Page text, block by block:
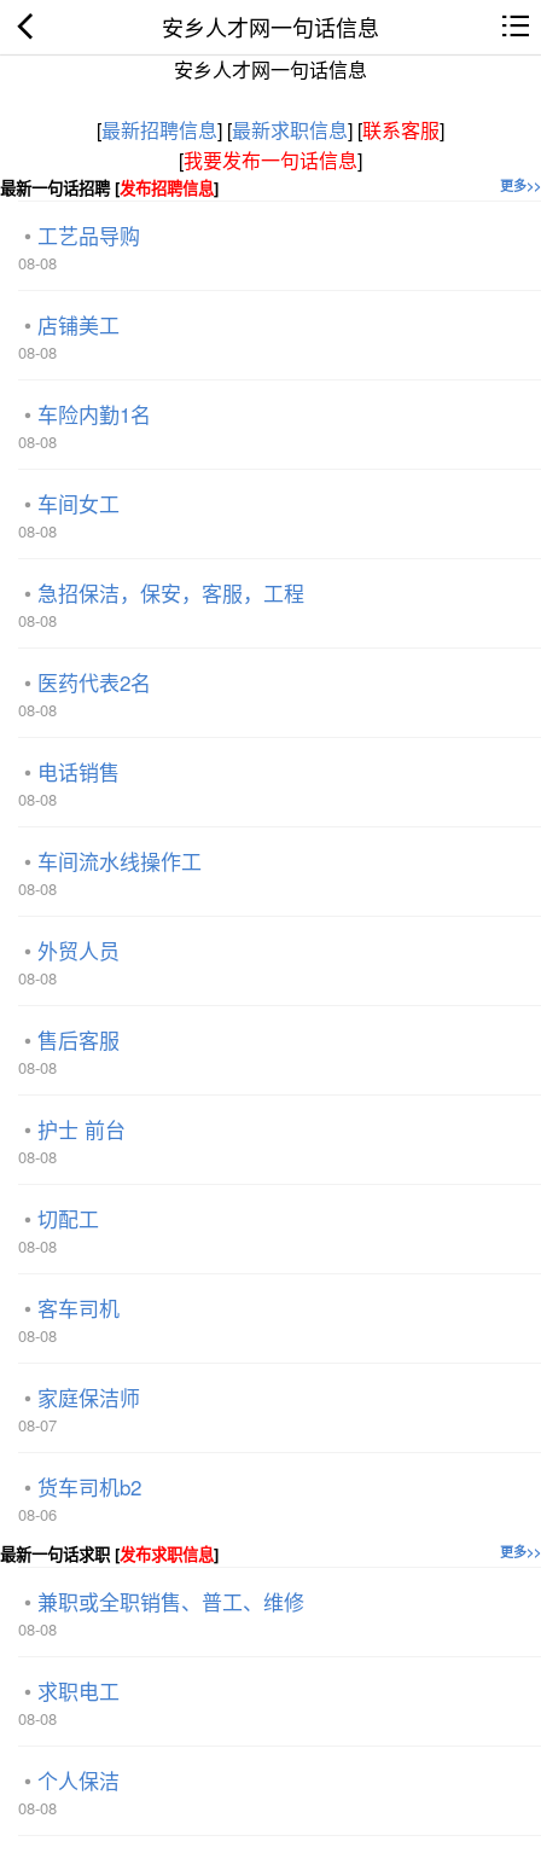
安乡人才网一句话信息
安乡人才网一句话信息
[最新招聘信息] [最新求职信息] [联系客服]
[我要发布一句话信息]
更多>>
最新一句话招聘 [发布招聘信息]
工艺品导购
08-08
店铺美工
08-08
车险内勤1名
08-08
车间女工
08-08
急招保洁，保安，客服，工程
08-08
医药代表2名
08-08
电话销售
08-08
车间流水线操作工
08-08
外贸人员
08-08
售后客服
08-08
护士 前台
08-08
切配工
08-08
客车司机
08-08
家庭保洁师
08-07
货车司机b2
08-06
更多>>
最新一句话求职 [发布求职信息]
兼职或全职销售、普工、维修
08-08
求职电工
08-08
个人保洁
08-08